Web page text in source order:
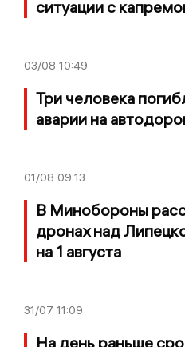
ситуации с
03/08 10:49
Три человека
аварии на
01/08 09:13
В Минобороны
дронах над
на 1 августа
31/07 11:09
На день раньше